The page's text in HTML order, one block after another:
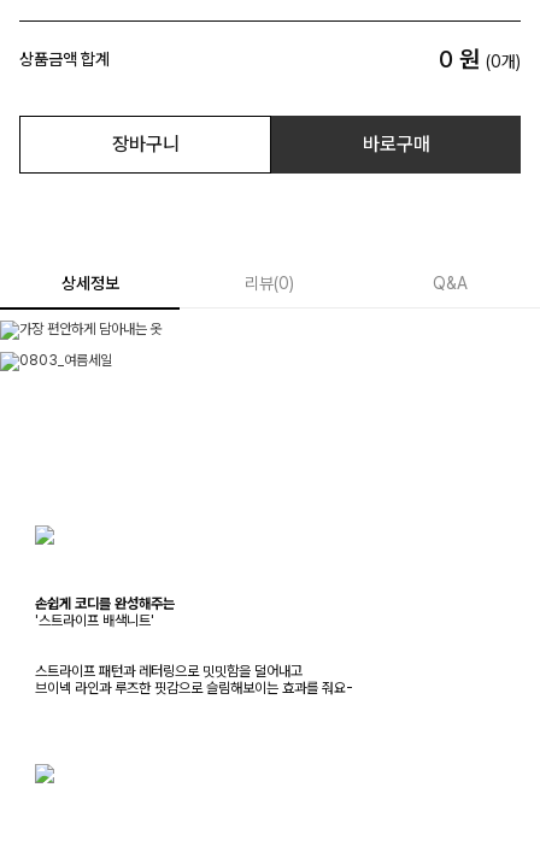
상품금액 합계 0 원 (0개)
장바구니 바로구매
상세정보 리뷰(0) Q&A
손쉽게 코디를 완성해주는
'스트라이프 배색니트'
스트라이프 패턴과 레터링으로 밋밋함을 덜어내고
브이넥 라인과 루즈한 핏감으로 슬림해보이는 효과를 줘요-